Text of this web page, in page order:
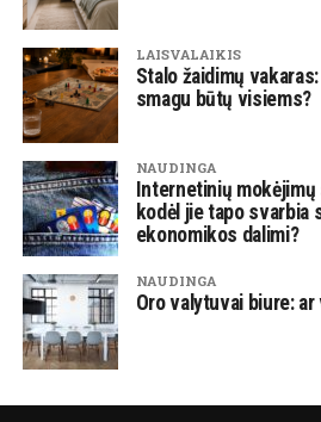
LAISVALAIKIS
Stalo žaidimų
smagu būtų visiems?
NAUDINGA
Internetinių
kodėl jie tapo svarbia
ekonomikos dalimi?
NAUDINGA
Oro valytuvai biure: ar